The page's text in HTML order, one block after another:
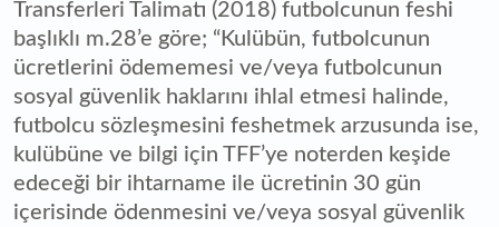
Transferleri Talimatı (2018) futbolcunun feshi
başlıklı m.28’e göre; “Kulübün, futbolcunun
ücretlerini ödememesi ve/veya futbolcunun
sosyal güvenlik haklarını ihlal etmesi halinde,
futbolcu sözleşmesini feshetmek arzusunda ise,
kulübüne ve bilgi için TFF’ye noterden keşide
edeceği bir ihtarname ile ücretinin 30 gün
içerisinde ödenmesini ve/veya sosyal güvenlik